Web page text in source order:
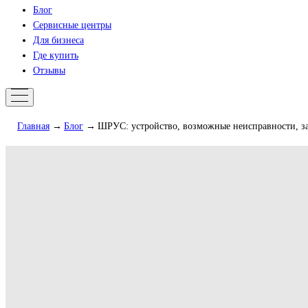
Блог
Сервисные центры
Для бизнеса
Где купить
Отзывы
Главная Блог ШРУС: устройство, возможные неисправности,